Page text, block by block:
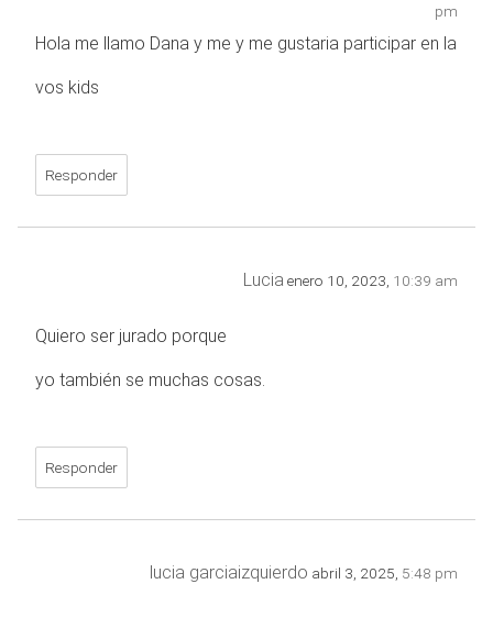
pm
Hola me llamo Dana y me y me gustaria participar en la
vos kids
Responder
Lucia enero 10, 2023, 10:39 am
Quiero ser jurado porque
yo también se muchas cosas.
Responder
lucia garciaizquierdo abril 3, 2025, 5:48 pm